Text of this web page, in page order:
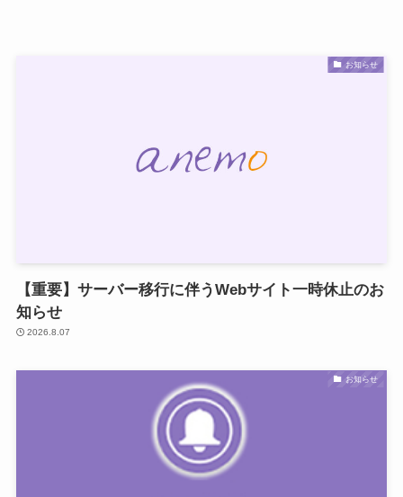
お知らせ
【重要】サーバー移行に伴うWebサイト一時休止のお
知らせ
2026.8.07
お知らせ